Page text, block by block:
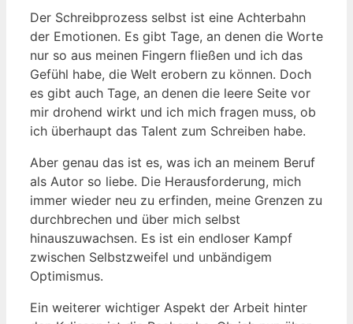
Der Schreibprozess selbst ist eine Achterbahn
der Emotionen. Es gibt Tage, an denen die Worte
nur so aus meinen Fingern fließen und ich das
Gefühl habe, die Welt erobern zu können. Doch
es gibt auch Tage, an denen die leere Seite vor
mir drohend wirkt und ich mich fragen muss, ob
ich überhaupt das Talent zum Schreiben habe.
Aber genau das ist es, was ich an meinem Beruf
als Autor so liebe. Die Herausforderung, mich
immer wieder neu zu erfinden, meine Grenzen zu
durchbrechen und über mich selbst
hinauszuwachsen. Es ist ein endloser Kampf
zwischen Selbstzweifel und unbändigem
Optimismus.
Ein weiterer wichtiger Aspekt der Arbeit hinter